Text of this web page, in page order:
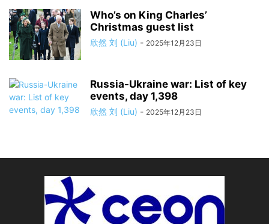
Who’s on King Charles’
Christmas guest list
欣然 刘 (Liu) - 2025年12月23日
Russia-Ukraine war: List of key
events, day 1,398
欣然 刘 (Liu) - 2025年12月23日